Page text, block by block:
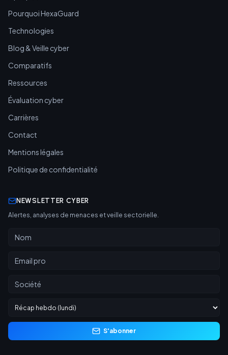
Pourquoi HexaGuard
Technologies
Blog & Veille cyber
Comparatifs
Ressources
Évaluation cyber
Carrières
Contact
Mentions légales
Politique de confidentialité
NEWSLETTER CYBER
Alertes, analyses de menaces et veille sectorielle.
S'abonner